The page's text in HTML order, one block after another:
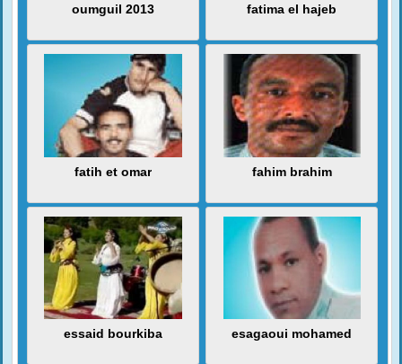
oumguil 2013 fatima el hajeb
fatih et omar fahim brahim
essaid bourkiba esagaoui mohamed